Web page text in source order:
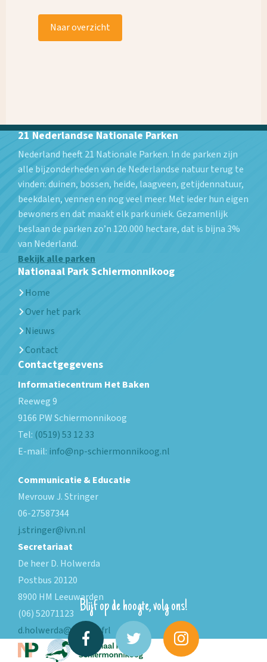
Naar overzicht
Blijf op de hoogte, volg ons!
21 Nederlandse Nationale Parken
Nederland heeft 21 Nationale Parken. In de parken zijn
alle bijzonderheden van de Nederlandse natuur terug te
vinden: duinen, bossen, heide, laagveen, getijdennatuur,
beekdalen, vennen en nog veel meer. Met ieder hun eigen
bewoners en dat maakt elk park uniek. Gezamenlijk
beslaan de parken zo’n 120.000 hectare, dat is bijna 3%
van Nederland.
Bekijk alle parken
Nationaal Park Schiermonnikoog
Home
Over het park
Nieuws
Contact
Contactgegevens
Informatiecentrum Het Baken
Reeweg 9
9166 PWSchiermonnikoog
Tel: (0519) 53 12 33
E-mail: info@np-schiermonnikoog.nl
Communicatie & Educatie
Mevrouw J. Stringer
06-27587344
j.stringer@ivn.nl
Secretariaat
De heer D. Holwerda
Postbus 20120
8900 HM Leeuwarden
(06) 52071123
d.holwerda@fryslan.frl